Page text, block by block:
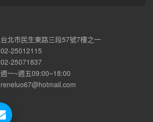
台北市民生東路三段57號7樓之一
02-25012115
02-25071837
週一~週五09:00~18:00
reneluo67@hotmail.com